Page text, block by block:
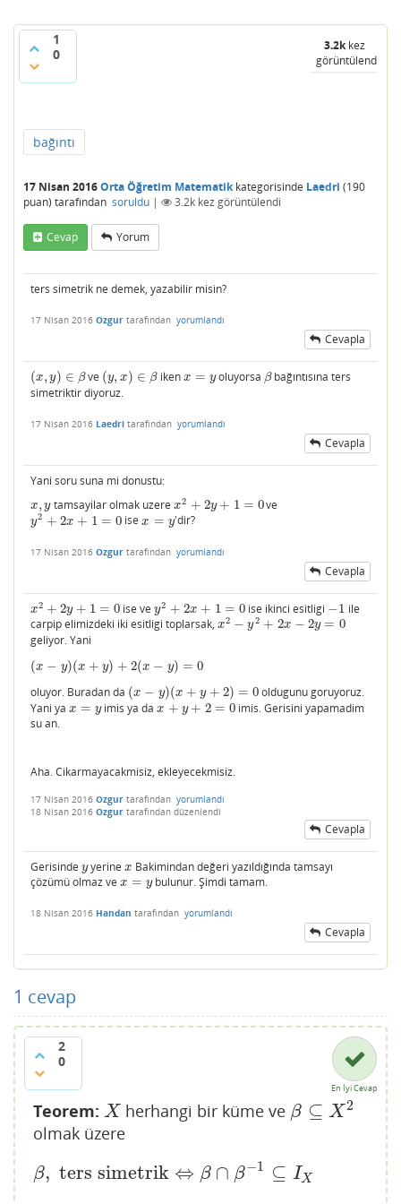
1
0
3.2kkez
görüntülendi
bağıntı
17 Nisan 2016Orta Öğretim Matematikkategorisinde Laedri (190
puan) tarafından soruldu | 3.2k kez görüntülendi
Cevap Yorum
ters simetrik ne demek, yazabilir misin?
17 Nisan 2016 Ozgur tarafından yorumlandı
Cevapla
(x, y) ∈ β
(x,y)∈β ve (y, x) ∈ β
(y,x )∈β iken x = y
x= y oluyorsa β
βbağıntısına ters
simetriktir diyoruz.
17 Nisan 2016 Laedri tarafından yorumlandı
Cevapla
Yani soru suna mi donustu:
x, y
x,y tamsayilar olmak uzerex2 + 2y + 1 = 0
x2+2y +1=0 ve
y2 + 2x + 1 = 0
y2 +2x +1=0 isex = y
x= y 'dir?
17 Nisan 2016 Ozgur tarafından yorumlandı
Cevapla
x2 + 2y + 1 = 0
x2+2y +1=0 ise vey2 + 2x + 1 = 0
y2 +2x+1=0 ise ikinci esitligi −1
−1 ile
carpip elimizdeki iki esitligi toplarsak, x2 − y2 + 2x − 2y = 0
x2−y2 +2 x−2 y=0
geliyor. Yani
(x − y)(x + y) + 2(x − y) = 0
(x−y )(x +y +2 (x−y =0
oluyor. Buradan da (x − y)(x + y + 2) = 0
(x− y)( x+y+2 )=0
oldugunu goruyoruz.
Yani ya x = y
x= y imis ya dax + y + 2 = 0
x+ y+ 2=0
imis. Gerisini yapamadim
su an.
Aha. Cikarmayacakmisiz, ekleyecekmisiz.
17 Nisan 2016 Ozgur tarafından yorumlandı
18 Nisan 2016 Ozgur tarafından düzenlendi
Cevapla
Gerisinde y
yyerinex
x Bakimindan değeri yazıldığında tamsayı
çözümü olmaz ve x = y
x= y bulunur. Şimdi tamam.
18 Nisan 2016 Handan tarafından yorumlandı
Cevapla
1 cevap
2
0
En İyi Cevap
Teorem: X
X herhangi bir küme ve β ⊆ X2
β⊆X 2
olmak üzere
β, ters simetrik ⇔ β ∩ β−1 ⊆ IX
β,ters simetrik⇔ β∩β −1⊆I X